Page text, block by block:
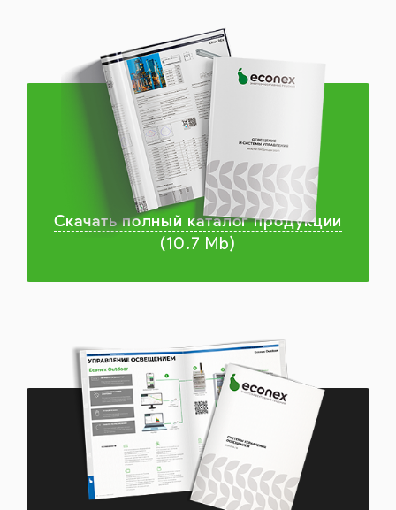
Скачать полный каталог продукции
(10.7 Mb)